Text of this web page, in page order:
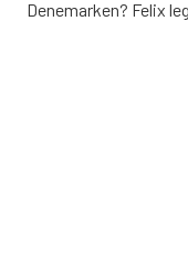
Denemarken? Felix